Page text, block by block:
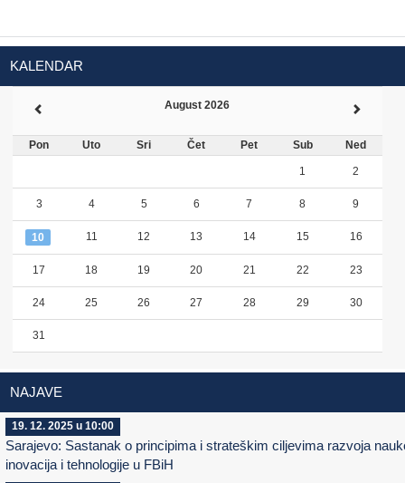
KALENDAR
August 2026
Pon Uto Sri Čet Pet Sub Ned
1 2
3 4 5 6 7 8 9
10 11 12 13 14 15 16
17 18 19 20 21 22 23
24 25 26 27 28 29 30
31
NAJAVE
19. 12. 2025 u 10:00
Sarajevo: Sastanak o principima i strateškim ciljevima razvoja
inovacija i tehnologije u FBiH